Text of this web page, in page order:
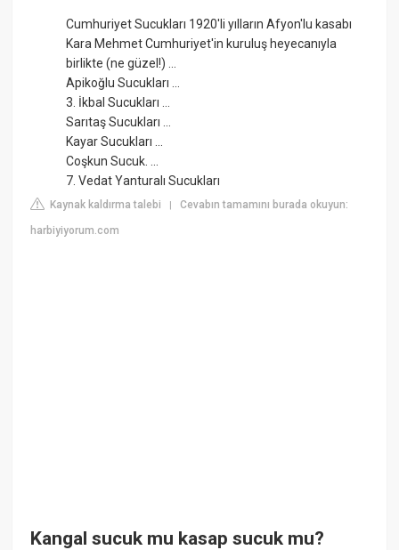
Cumhuriyet Sucukları 1920'li yılların Afyon'lu kasabı
Kara Mehmet Cumhuriyet'in kuruluş heyecanıyla
birlikte (ne güzel!) ...
Apikoğlu Sucukları ...
3. İkbal Sucukları ...
Sarıtaş Sucukları ...
Kayar Sucukları ...
Coşkun Sucuk. ...
7. Vedat Yanturalı Sucukları
Kaynak kaldırma talebi |Cevabın tamamını burada okuyun:
harbiyiyorum.com
Kangal sucuk mu kasap sucuk mu?